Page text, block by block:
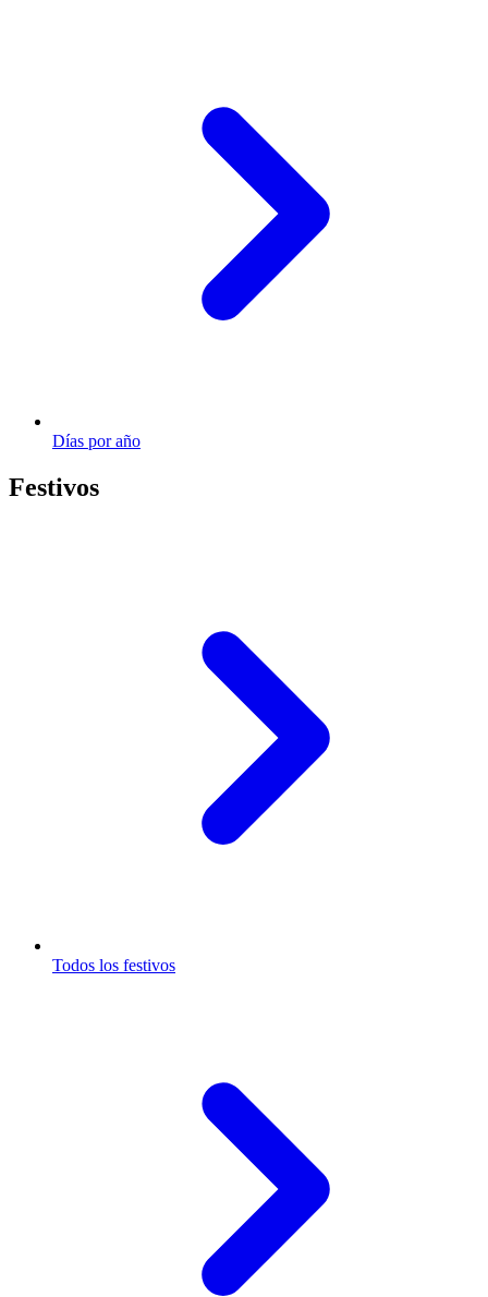
Días por año
Festivos
Todos los festivos